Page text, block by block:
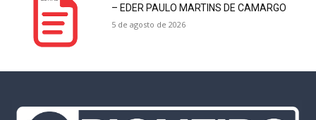
– EDER PAULO MARTINS DE CAMARGO
5 de agosto de 2026